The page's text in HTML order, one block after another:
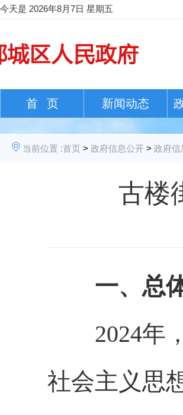
今天是 2026年8月7日 星期五
首 页 新闻动态
当前位置 :首页 > 政府信息公开 > 政府信
古楼
一、总
2024年，
社会主义思